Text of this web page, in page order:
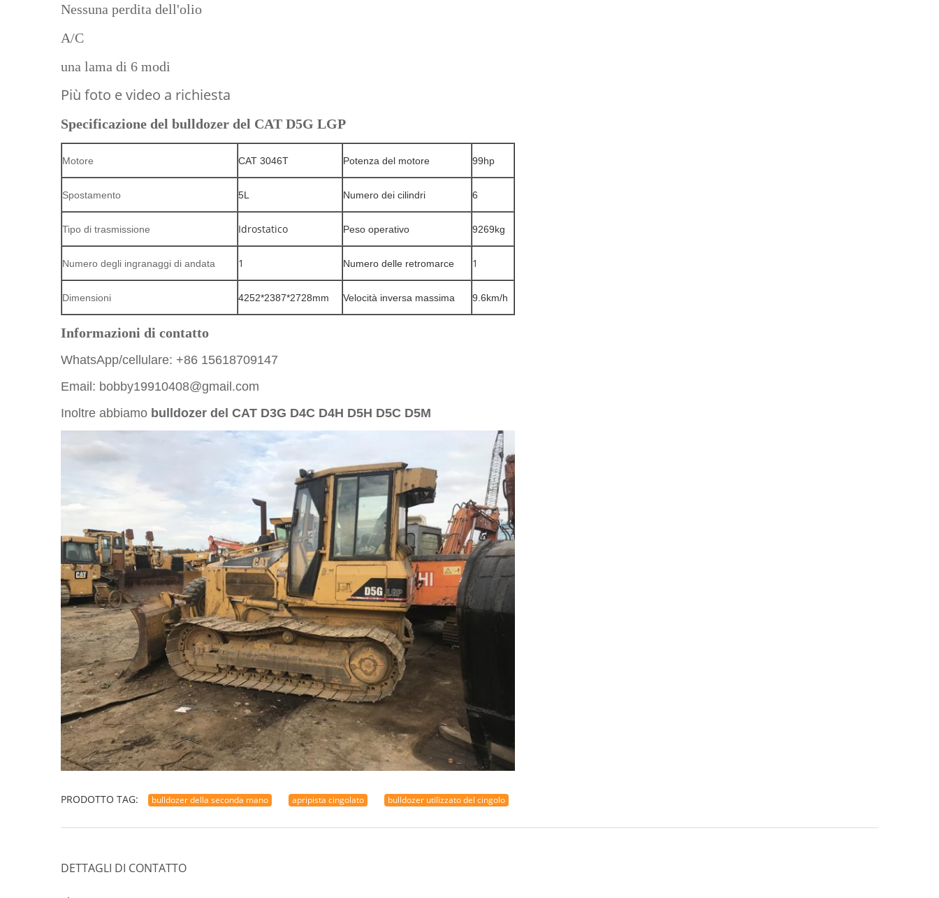
Nessuna perdita dell'olio
A/C
una lama di 6 modi
Più foto e video a richiesta
Specificazione del bulldozer del CAT D5G LGP
Motore CAT 3046T Potenza del motore 99hp
Spostamento 5L Numero dei cilindri 6
Tipo di trasmissione Idrostatico Peso operativo 9269kg
Numero degli ingranaggi di andata 1 Numero delle retromarce 1
Dimensioni 4252*2387*2728mm Velocità inversa massima 9.6km/h
Informazioni di contatto
WhatsApp/cellulare: +86 15618709147
Email: bobby19910408@gmail.com
Inoltre abbiamo bulldozer del CAT D3G D4C D4H D5H D5C D5M
PRODOTTO TAG: bulldozer della seconda mano apripista cingolato bulldozer utilizzato del cingolo
DETTAGLI DI CONTATTO